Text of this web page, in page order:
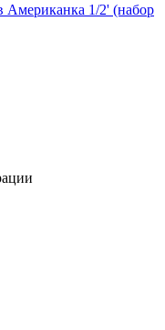
Американка 1/2' (набор